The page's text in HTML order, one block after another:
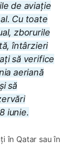
de aviație
Cu toate
zborurile
întârzieri
să verifice
aeriană
să
iunie.
în Qatar sau în